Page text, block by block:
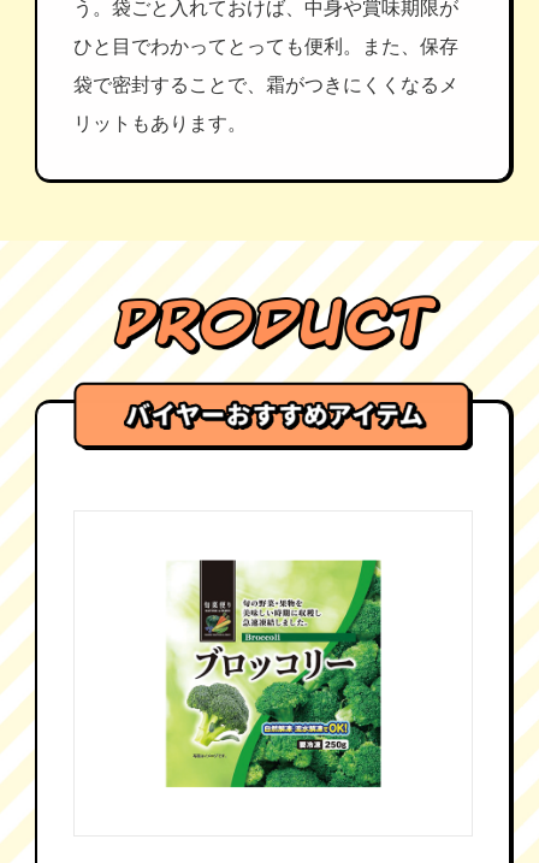
う。袋ごと入れておけば、中身や賞味期限が
ひと目でわかってとっても便利。また、保存
袋で密封することで、霜がつきにくくなるメ
リットもあります。